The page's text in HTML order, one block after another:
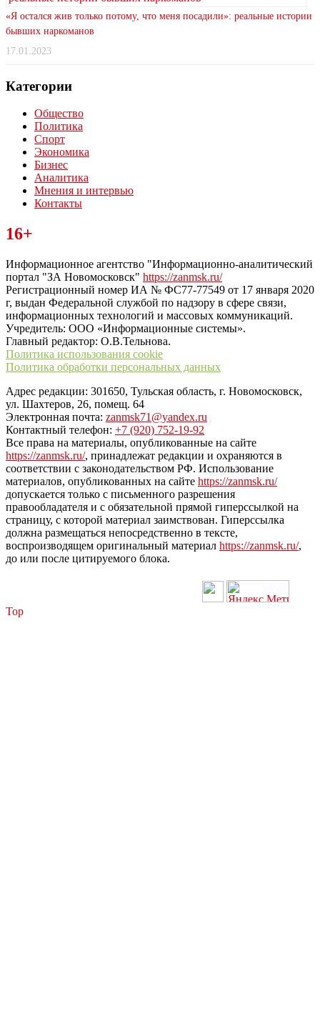
«Я остался жив только потому, что меня посадили»: реальные истории
бывших наркоманов
17.01.2023
Категории
Общество
Политика
Спорт
Экономика
Бизнес
Аналитика
Мнения и интервью
Контакты
Читайте последние новости дня в Тульской области на сайте
“ЗаНовомосковск”
16+
Информационное агентство "Информационно-аналитический
портал "ЗА Новомосковск" https://zanmsk.ru/
Регистрационный номер ИА № ФС77-77549 от 17 января 2020
г, выдан Федеральной службой по надзору в сфере связи,
информационных технологий и массовых коммуникаций.
Учредитель: ООО «Информационные системы».
Главный редактор: О.В.Тельнова.
Политика использования cookie
Политика обработки персональных данных
Адрес редакции: 301650, Тульская область, г. Новомосковск,
ул. Шахтеров, 26, помещ. 64
Электронная почта: zanmsk71@yandex.ru
Контактный телефон: +7 (920) 752-19-92
Все права на материалы, опубликованные на сайте
https://zanmsk.ru/, принадлежат редакции и охраняются в
соответствии с законодательством РФ. Использование
материалов, опубликованных на сайте https://zanmsk.ru/
допускается только с письменного разрешения
правообладателя и с обязательной прямой гиперссылкой на
страницу, с которой материал заимствован. Гиперссылка
должна размещаться непосредственно в тексте,
воспроизводящем оригинальный материал https://zanmsk.ru/,
до или после цитируемого блока.
Top